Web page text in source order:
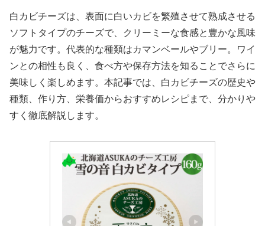
白カビチーズは、表面に白いカビを繁殖させて熟成させる
ソフトタイプのチーズで、クリーミーな食感と豊かな風味
が魅力です。代表的な種類はカマンベールやブリー。ワイ
ンとの相性も良く、食べ方や保存方法を知ることでさらに
美味しく楽しめます。本記事では、白カビチーズの歴史や
種類、作り方、栄養価からおすすめレシピまで、分かりや
すく徹底解説します。